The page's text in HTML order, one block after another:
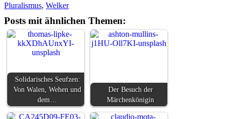
Pluralismus, Welker
Posts mit ähnlichen Themen:
Solidarisches Seufzen:
Von Walen, Wehen und
dem…
Der Besuch der
Märchenkönigin